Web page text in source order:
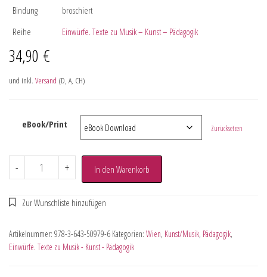
Bindung
broschiert
Reihe
Einwürfe. Texte zu Musik – Kunst – Pädagogik
34,90 €
und inkl. Versand (D, A, CH)
eBook/Print Zurücksetzen
- + In den Warenkorb
Artikelnummer: 978-3-643-50979-6 Kategorien: Wien, Kunst/Musik, Pädagogik,
Einwürfe. Texte zu Musik - Kunst - Pädagogik